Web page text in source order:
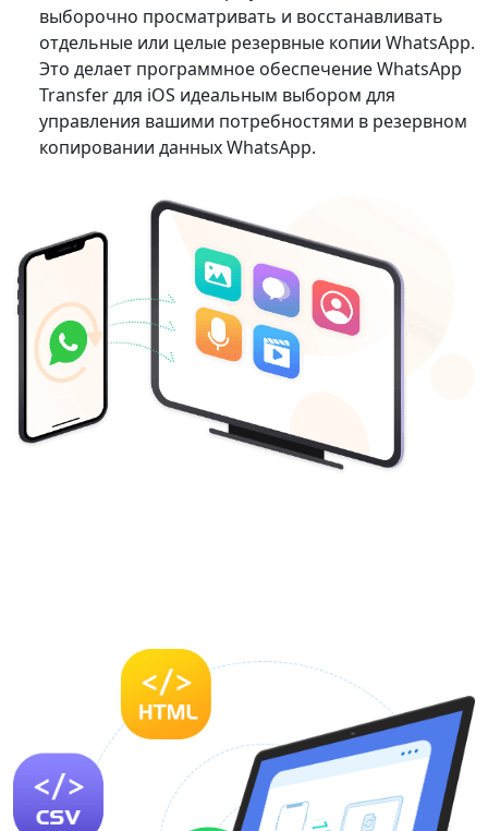
выборочно просматривать и восстанавливать
отдельные или целые резервные копии WhatsApp.
Это делает программное обеспечение WhatsApp
Transfer для iOS идеальным выбором для
управления вашими потребностями в резервном
копировании данных WhatsApp.